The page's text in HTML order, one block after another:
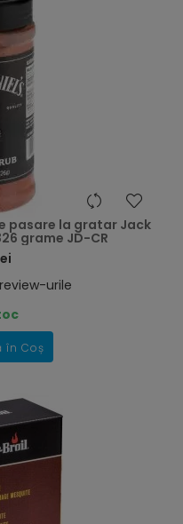
pasare la gratar Jack
grame JD-CR
urile
în Coș